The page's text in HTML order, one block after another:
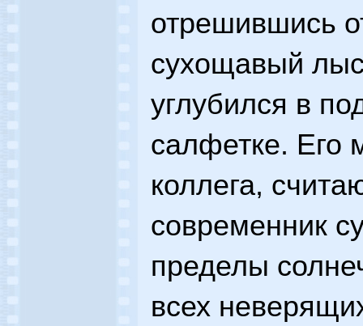
отрешившись
сухощавый
углубился в
салфетке. Его
коллега,
современник
пределы
всех